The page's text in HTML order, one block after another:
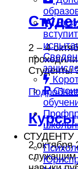
СТУДЕНТУ
2 – 4
Студенты
2 октября
служащим